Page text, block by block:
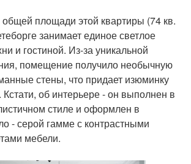
площади этой квартиры (74 кв.
занимает единое светлое
и гостиной. Из-за уникальной
помещение получило необычную
стены, что придает изюминку
Кстати, об интерьере - он выполнен в
стиле и оформлен в
- серой гамме с контрастными
мебели.